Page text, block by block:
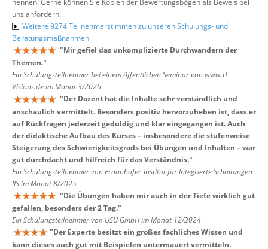
nennen. Gerne können Sie Kopien der Bewertungsbögen als Beweis bei
uns anfordern!
Weitere 9274 Teilnehmerstimmen zu unseren Schulungs- und
Beratungsmaßnahmen
"Mir gefiel das unkomplizierte Durchwandern der
Themen."
Ein Schulungsteilnehmer bei einem öffentlichen Seminar von www.IT-
Visions.de im Monat 3/2026
"Der Dozent hat die Inhalte sehr verständlich und
anschaulich vermittelt. Besonders positiv hervorzuheben ist, dass er
auf Rückfragen jederzeit geduldig und klar eingegangen ist. Auch
der didaktische Aufbau des Kurses – insbesondere die stufenweise
Steigerung des Schwierigkeitsgrads bei Übungen und Inhalten – war
gut durchdacht und hilfreich für das Verständnis."
Ein Schulungsteilnehmer von Fraunhofer-Institut für Integrierte Schaltungen
IIS im Monat 8/2025
"Die Übungen haben mir auch in der Tiefe wirklich gut
gefallen, besonders der 2 Tag."
Ein Schulungsteilnehmer von USU GmbH im Monat 12/2024
"Der Experte besitzt ein großes fachliches Wissen und
kann dieses auch gut mit Beispielen untermauert vermitteln.